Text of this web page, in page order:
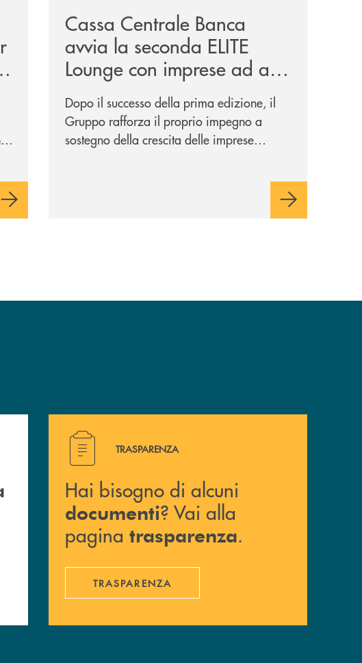
Cassa Centrale Banca
avvia la seconda ELITE
Lounge con imprese ad alto
potenziale
Dopo il successo della prima edizione, il
Gruppo rafforza il proprio impegno a
sostegno della crescita delle imprese
Hai bisogno di alcuni documenti ? Vai alla pagina
TRASPARENZA
Hai bisogno di alcuni
documenti? Vai alla
pagina trasparenza.
TRASPARENZA